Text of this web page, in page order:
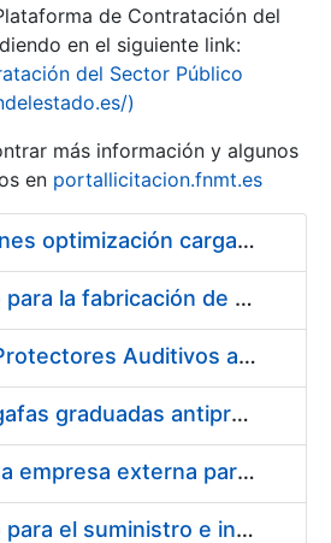
de Contratación del
en el siguiente link:
del Sector Público
)
más información y algunos
en portallicitacion.fnmt.es
Pliego condiciones optimización cargas compras firmado
Acuerdo marco para la fabricación de piezas
Suministro de Protectores Auditivos a medida para las personas trabajadoras de los Centros de Trabajo de Madrid y Burgos
Suministro de gafas graduadas antiproyecciones para los trabajadores de la FNMT-RCM en los centros de trabajo de Madrid y Burgos
Servicios de una empresa externa para el asesoramiento y resolución de los recursos de alzada que se presentan relacionados con procesos de selección para la FNMT-RCM
Acuerdo marco para el suministro e instalación de persianas, estores y otros complementos